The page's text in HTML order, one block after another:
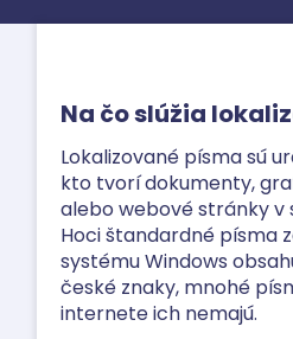
Na čo slúžia
Lokalizované písma sú
kto tvorí dokumenty,
alebo webové stránky v
Hoci štandardné písma
systému Windows
české znaky, mnohé
internete ich nemajú.